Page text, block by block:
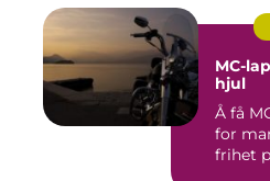
MC-
hjul
Å få
for
frihet